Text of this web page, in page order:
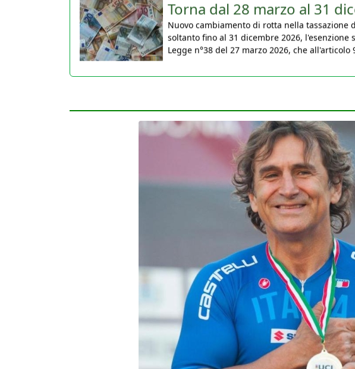
30 Marzo 2026
Nuovo cambiamento di rotta nella tassazione
soltanto fino al 31 dicembre 2026,
Legge n°38 del 27 marzo 2026, che